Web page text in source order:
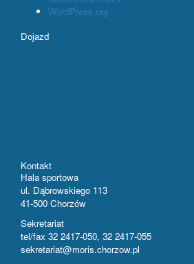
WordPress.org
Dojazd
Kontakt
Hala sportowa
ul. Dąbrowskiego 113
41-500 Chorzów
Sekretariat
tel/fax 32 2417-050, 32 2417-055
sekretariat@moris.chorzow.pl